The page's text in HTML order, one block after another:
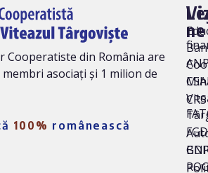
Cooperatiste din România are
asociați și 1 milion de
100% românească
ne